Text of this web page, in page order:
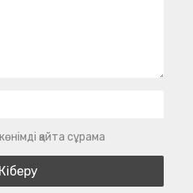
қайта сұрама